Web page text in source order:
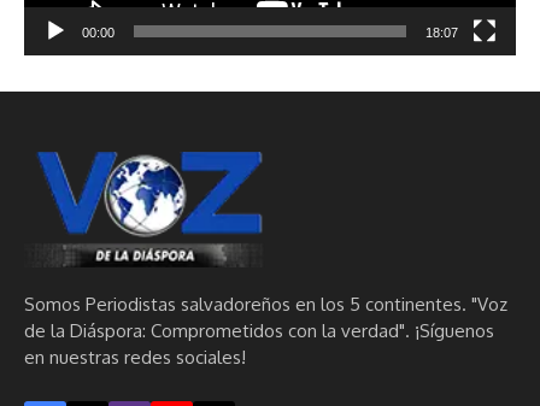
00:00 18:07
Somos Periodistas salvadoreños en los 5 continentes. "Voz
de la Diáspora: Comprometidos con la verdad". ¡Síguenos
en nuestras redes sociales!